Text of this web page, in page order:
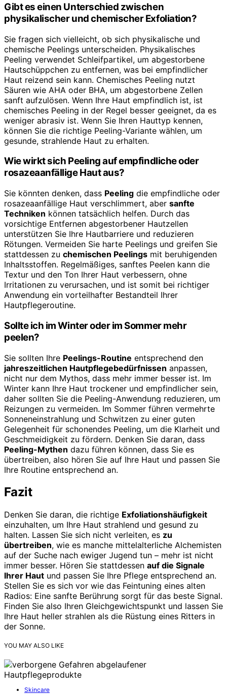
Gibt es einen Unterschied zwischen
physikalischer und chemischer Exfoliation?
Sie fragen sich vielleicht, ob sich physikalische und
chemische Peelings unterscheiden. Physikalisches
Peeling verwendet Schleifpartikel, um abgestorbene
Hautschüppchen zu entfernen, was bei empfindlicher
Haut reizend sein kann. Chemisches Peeling nutzt
Säuren wie AHA oder BHA, um abgestorbene Zellen
sanft aufzulösen. Wenn Ihre Haut empfindlich ist, ist
chemisches Peeling in der Regel besser geeignet, da es
weniger abrasiv ist. Wenn Sie Ihren Hauttyp kennen,
können Sie die richtige Peeling-Variante wählen, um
gesunde, strahlende Haut zu erhalten.
Wie wirkt sich Peeling auf empfindliche oder
rosazeaanfällige Haut aus?
Sie könnten denken, dass Peeling die empfindliche oder
rosazeaanfällige Haut verschlimmert, aber sanfte
Techniken können tatsächlich helfen. Durch das
vorsichtige Entfernen abgestorbener Hautzellen
unterstützen Sie Ihre Hautbarriere und reduzieren
Rötungen. Vermeiden Sie harte Peelings und greifen Sie
stattdessen zu chemischen Peelings mit beruhigenden
Inhaltsstoffen. Regelmäßiges, sanftes Peelen kann die
Textur und den Ton Ihrer Haut verbessern, ohne
Irritationen zu verursachen, und ist somit bei richtiger
Anwendung ein vorteilhafter Bestandteil Ihrer
Hautpflegeroutine.
Sollte ich im Winter oder im Sommer mehr
peelen?
Sie sollten Ihre Peelings-Routine entsprechend den
jahreszeitlichen Hautpflegebedürfnissen anpassen,
nicht nur dem Mythos, dass mehr immer besser ist. Im
Winter kann Ihre Haut trockener und empfindlicher sein,
daher sollten Sie die Peeling-Anwendung reduzieren, um
Reizungen zu vermeiden. Im Sommer führen vermehrte
Sonneneinstrahlung und Schwitzen zu einer guten
Gelegenheit für schonendes Peeling, um die Klarheit und
Geschmeidigkeit zu fördern. Denken Sie daran, dass
Peeling-Mythen dazu führen können, dass Sie es
übertreiben, also hören Sie auf Ihre Haut und passen Sie
Ihre Routine entsprechend an.
Fazit
Denken Sie daran, die richtige Exfoliationshäufigkeit
einzuhalten, um Ihre Haut strahlend und gesund zu
halten. Lassen Sie sich nicht verleiten, es zu
übertreiben, wie es manche mittelalterliche Alchemisten
auf der Suche nach ewiger Jugend tun – mehr ist nicht
immer besser. Hören Sie stattdessen auf die Signale
Ihrer Haut und passen Sie Ihre Pflege entsprechend an.
Stellen Sie es sich vor wie das Feintuning eines alten
Radios: Eine sanfte Berührung sorgt für das beste Signal.
Finden Sie also Ihren Gleichgewichtspunkt und lassen Sie
Ihre Haut heller strahlen als die Rüstung eines Ritters in
der Sonne.
YOU MAY ALSO LIKE
Skincare